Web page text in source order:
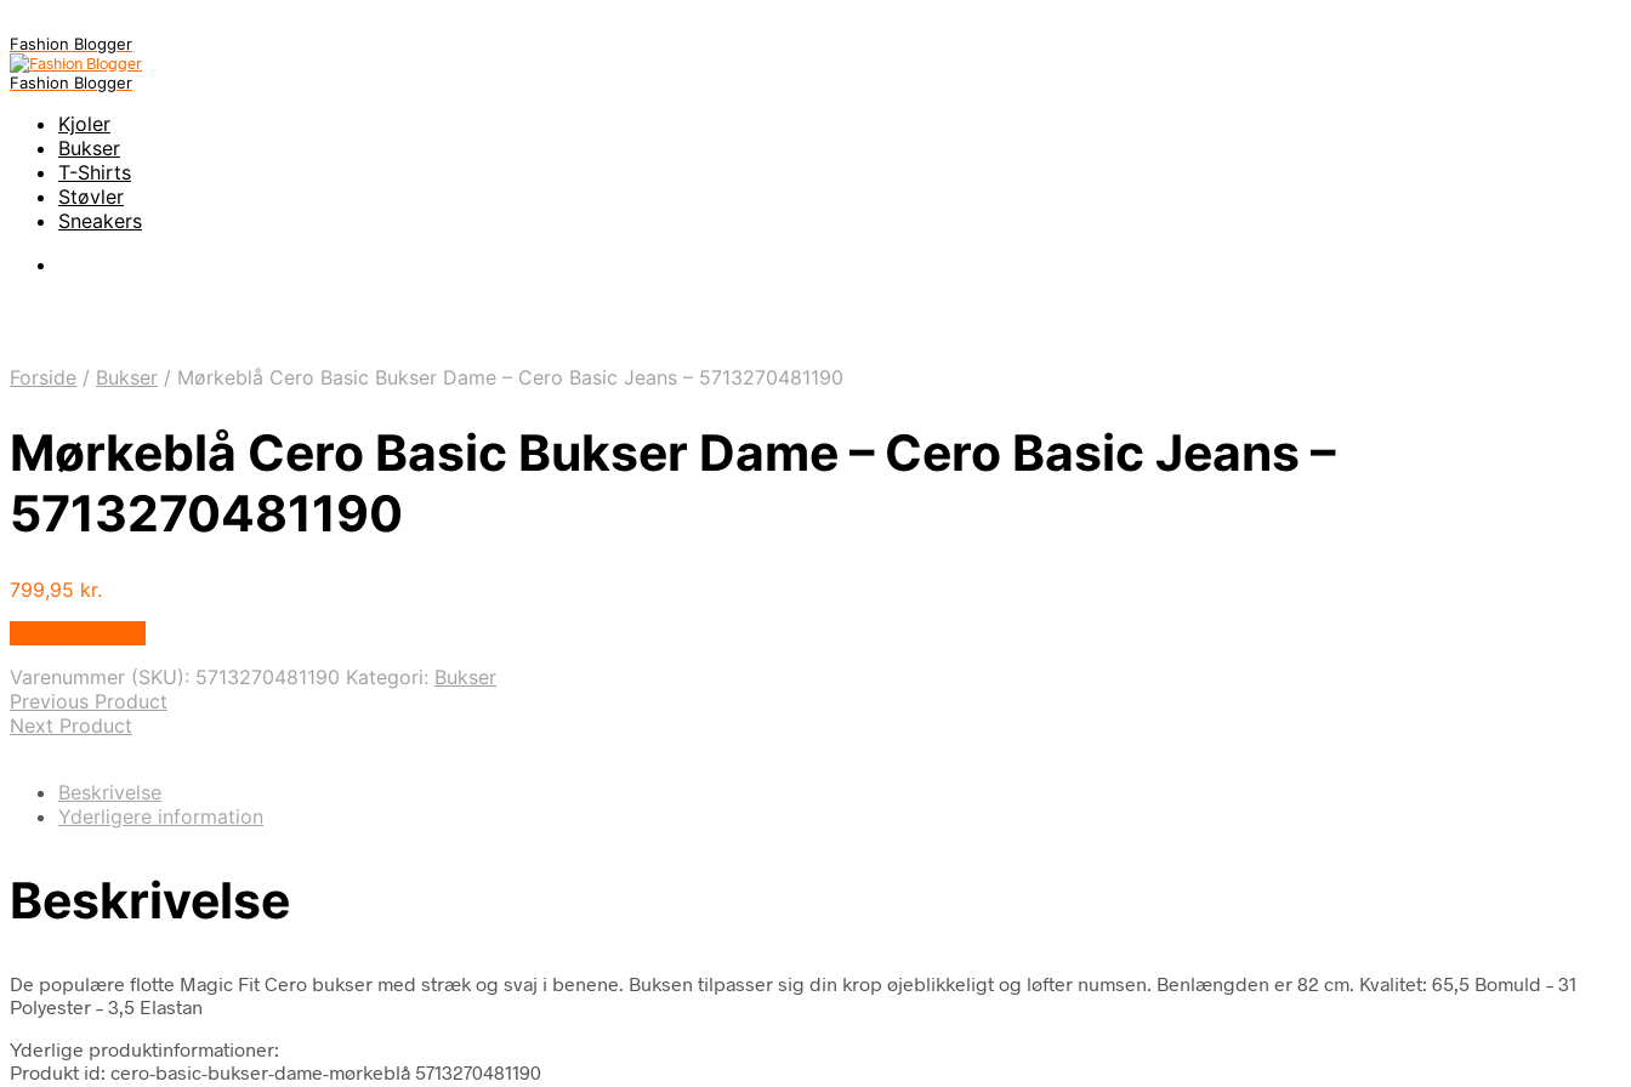
Fashion Blogger
Fashion Blogger
Kjoler
Bukser
T-Shirts
Støvler
Sneakers
Forside / Bukser / Mørkeblå Cero Basic Bukser Dame – Cero Basic Jeans – 5713270481190
Mørkeblå Cero Basic Bukser Dame – Cero Basic Jeans –
5713270481190
799,95 kr.
Varenummer (SKU): 5713270481190 Kategori: Bukser
Previous Product
Next Product
Beskrivelse
Yderligere information
Beskrivelse
De populære flotte Magic Fit Cero bukser med stræk og svaj i benene. Buksen tilpasser sig din krop øjeblikkeligt og løfter numsen. Benlængden er 82 cm. Kvalitet: 65,5 Bomuld – 31
Polyester – 3,5 Elastan
Yderlige produktinformationer:
Produkt id: cero-basic-bukser-dame-mørkeblå 5713270481190